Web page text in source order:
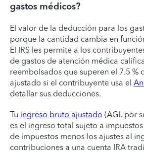
gastos médicos?
El valor de la deducción para los
porque la cantidad cambia en
El IRS les permite a los
de gastos de atención médica
reembolsados que superen el 7.5 %
ajustado si el contribuyente usa el
detallar sus deducciones.
Tu ingreso bruto ajustado (AGI, por
es el ingreso total sujeto a
de impuestos menos los ajustes al
contribuciones a una cuenta IRA